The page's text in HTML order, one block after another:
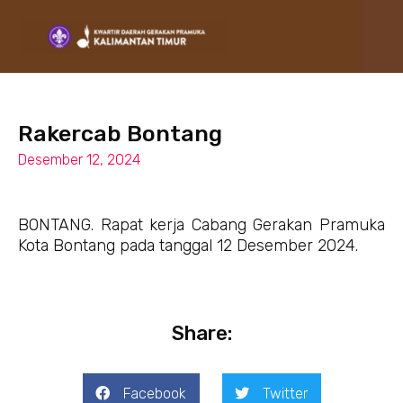
Rakercab Bontang
Desember 12, 2024
BONTANG. Rapat kerja Cabang Gerakan Pramuka
Kota Bontang pada tanggal 12 Desember 2024.
Share:
Facebook Twitter